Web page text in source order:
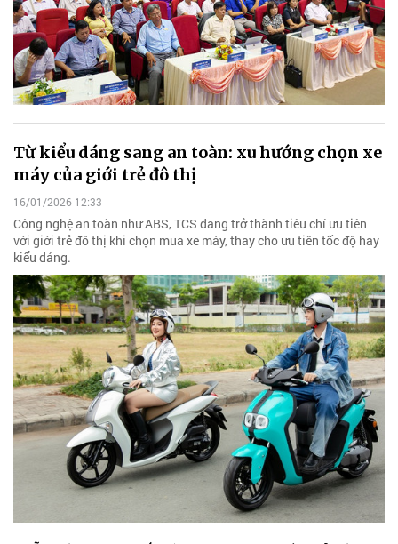
Từ kiểu dáng sang an toàn: xu hướng chọn xe
máy của giới trẻ đô thị
16/01/2026 12:33
Công nghệ an toàn như ABS, TCS đang trở thành tiêu chí ưu tiên
với giới trẻ đô thị khi chọn mua xe máy, thay cho ưu tiên tốc độ hay
kiểu dáng.